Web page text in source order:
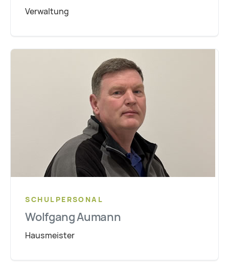
Verwaltung
SCHULPERSONAL
Wolfgang Aumann
Hausmeister